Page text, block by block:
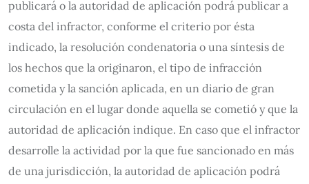
publicará o la autoridad de aplicación podrá publicar a
costa del infractor, conforme el criterio por ésta
indicado, la resolución condenatoria o una síntesis de
los hechos que la originaron, el tipo de infracción
cometida y la sanción aplicada, en un diario de gran
circulación en el lugar donde aquella se cometió y que la
autoridad de aplicación indique. En caso que el infractor
desarrolle la actividad por la que fue sancionado en más
de una jurisdicción, la autoridad de aplicación podrá